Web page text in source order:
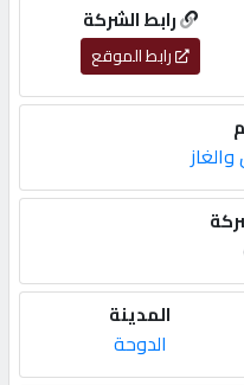
رابط الشركة
رابط الموقع
المدينة
الدوحة